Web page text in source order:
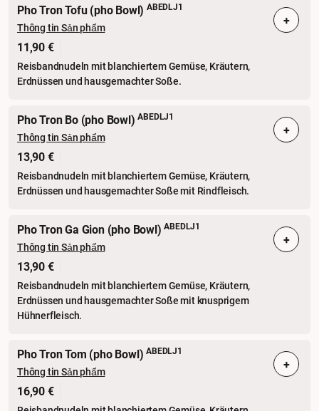
Pho Tron Tofu (pho Bowl) ABEDLJ1
Thông tin Sản phẩm
11,90 €
Reisbandnudeln mit blanchiertem Gemüse, Kräutern,
Erdnüssen und hausgemachter Soße.
+
Pho Tron Bo (pho Bowl)ABEDLJ1
Thông tin Sản phẩm
13,90 €
Reisbandnudeln mit blanchiertem Gemüse, Kräutern,
Erdnüssen und hausgemachter Soße mit Rindfleisch.
+
Pho Tron Ga Gion (pho Bowl)ABEDLJ1
Thông tin Sản phẩm
13,90 €
Reisbandnudeln mit blanchiertem Gemüse, Kräutern,
Erdnüssen und hausgemachter Soße mit knusprigem
Hühnerfleisch.
+
Pho Tron Tom (pho Bowl)ABEDLJ1
Thông tin Sản phẩm
16,90 €
+